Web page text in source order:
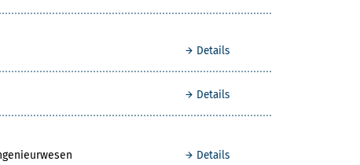
Details
Details
Details